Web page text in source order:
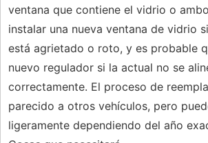
ventana que contiene el vidrio o
instalar una nueva ventana de vidrio
está agrietado o roto, y es probable
nuevo regulador si la actual no se
correctamente. El proceso de
parecido a otros vehículos, pero
ligeramente dependiendo del año